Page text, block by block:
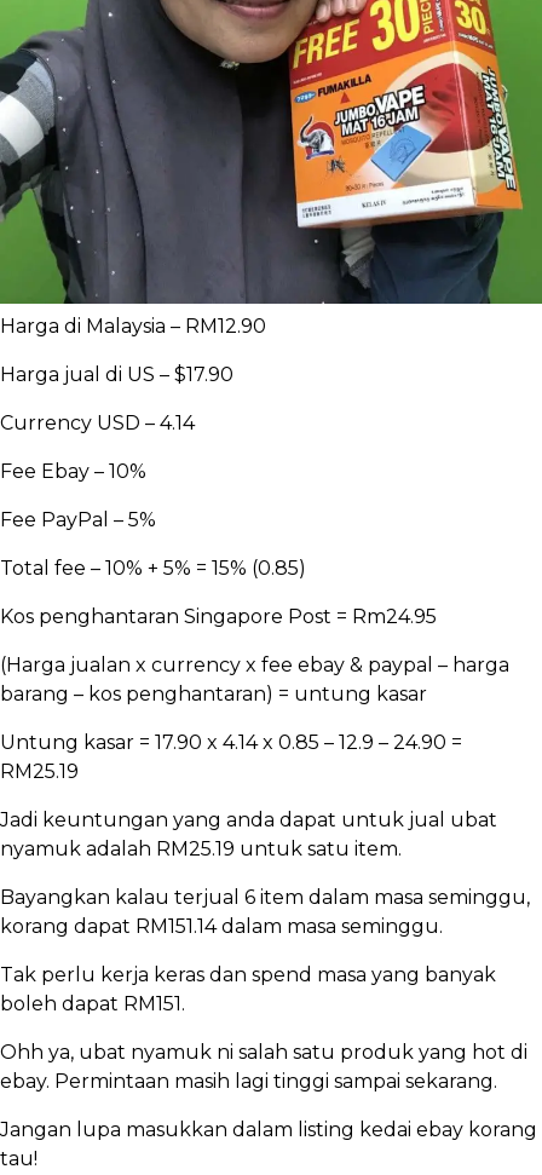
Harga di Malaysia – RM12.90
Harga jual di US – $17.90
Currency USD – 4.14
Fee Ebay – 10%
Fee PayPal – 5%
Total fee – 10% + 5% = 15% (0.85)
Kos penghantaran Singapore Post = Rm24.95
(Harga jualan x currency x fee ebay & paypal – harga
barang – kos penghantaran) = untung kasar
Untung kasar = 17.90 x 4.14 x 0.85 – 12.9 – 24.90 =
RM25.19
Jadi keuntungan yang anda dapat untuk jual ubat
nyamuk adalah RM25.19 untuk satu item.
Bayangkan kalau terjual 6 item dalam masa seminggu,
korang dapat RM151.14 dalam masa seminggu.
Tak perlu kerja keras dan spend masa yang banyak
boleh dapat RM151.
Ohh ya, ubat nyamuk ni salah satu produk yang hot di
ebay. Permintaan masih lagi tinggi sampai sekarang.
Jangan lupa masukkan dalam listing kedai ebay korang
tau!